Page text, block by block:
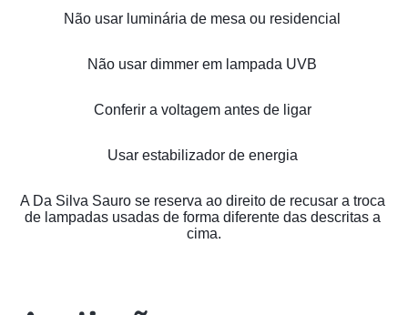
Não usar luminária de mesa ou residencial
Não usar dimmer em lampada UVB
Conferir a voltagem antes de ligar
Usar estabilizador de energia
A Da Silva Sauro se reserva ao direito de recusar a troca
de lampadas usadas de forma diferente das descritas a
cima.